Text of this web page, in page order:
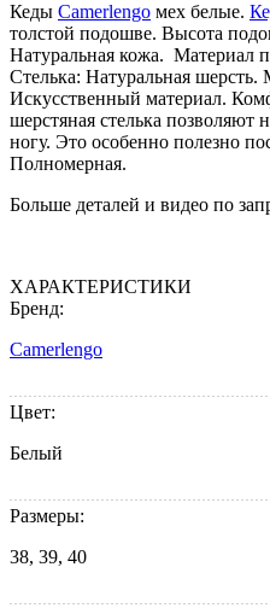
Кеды Camerlengo мех белые.
толстой подошве. Высота
Натуральная кожа. Материал
Стелька: Натуральная
Искусственный материал.
шерстяная стелька позволяют
ногу. Это особенно полезно
Полномерная.
Больше деталей и видео по
ХАРАКТЕРИСТИКИ
Бренд:
Camerlengo
Цвет:
Белый
Размеры:
38, 39, 40